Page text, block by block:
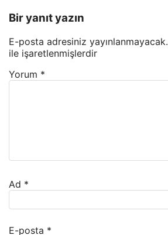
Bir yanıt yazın
E-posta adresiniz yayınlanmayacak.
ile işaretlenmişlerdir
Yorum *
Ad *
E-posta *